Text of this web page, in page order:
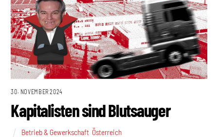
30. NOVEMBER 2024
Kapitalisten sind Blutsauger
Betrieb & Gewerkschaft Österreich